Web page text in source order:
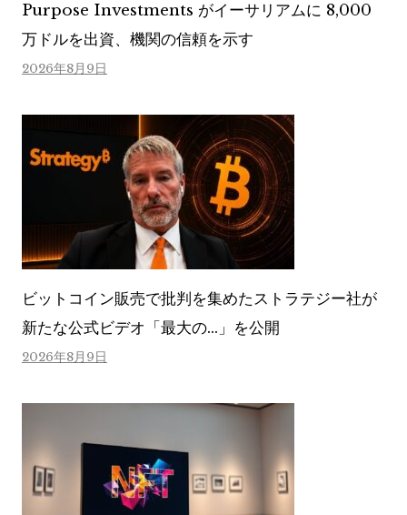
Purpose Investments がイーサリアムに 8,000
万ドルを出資、機関の信頼を示す
2026年8月9日
ビットコイン販売で批判を集めたストラテジー社が
新たな公式ビデオ「最大の…」を公開
2026年8月9日